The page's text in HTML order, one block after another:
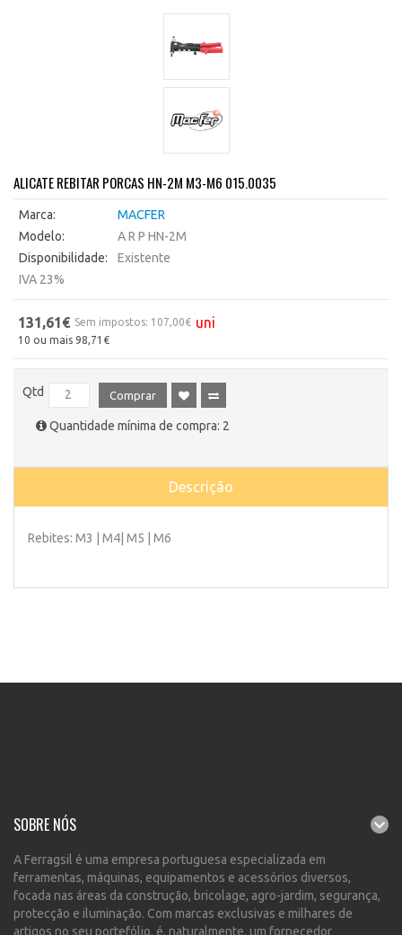
ALICATE REBITAR PORCAS HN-2M M3-M6 015.0035
Marca:
MACFER
Modelo:
A R P HN-2M
Disponibilidade:
Existente
IVA 23%
131,61€ Sem impostos: 107,00€ uni
10 ou mais 98,71€
Qtd Comprar
Quantidade mínima de compra: 2
Descrição
Rebites: M3 | M4| M5 | M6
SOBRE NÓS
A Ferragsil é uma empresa portuguesa especializada em
ferramentas, máquinas, equipamentos e acessórios diversos,
focada nas áreas da construção, bricolage, agro-jardim, segurança,
protecção e iluminação. Com marcas exclusivas e milhares de
artigos no seu portefólio, é, naturalmente, um fornecedor